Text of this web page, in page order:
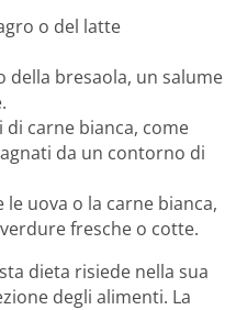
o del latte
della bresaola, un salume
di carne bianca, come
da un contorno di
uova o la carne bianca,
fresche o cotte.
dieta risiede nella sua
degli alimenti. La